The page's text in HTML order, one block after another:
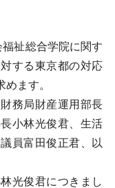
祉総合学院に関す
する東京都の対応
ます。
務局財産運用部長
小林光俊君、生活
員富田俊正君、以
光俊君につきまし